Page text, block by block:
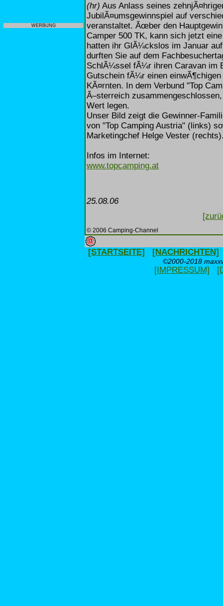
WERBUNG
(hr) Aus Anlass seines
JubilÃ¤umsgewinnspiel auf
veranstaltet. Ãœber den
Camper 500 TK, kann sich jetzt
hatten ihr GlÃ¼ckslos im Januar
durften Sie auf dem
SchlÃ¼ssel fÃ¼r ihren Caravan im
Gutschein fÃ¼r einen
KÃ¤rnten. In dem Verbund "Top
Ã–sterreich
Wert legen.
Unser Bild zeigt die Gewinner-
von "Top Camping Austria" (links)
Marketingchef Helge Vester
Infos im Internet:
www.topcamping.at
25.08.06
© 2006 Camping-Channel
[STARTSEITE] [NACHRICHTEN]
©2000-2018
[IMPRESSUM]